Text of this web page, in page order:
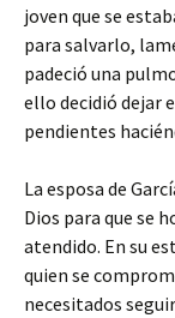
joven que se
para salvarlo,
padeció una
ello decidió dejar
pendientes
La esposa de
Dios para que se
atendido. En su
quien se
necesitados